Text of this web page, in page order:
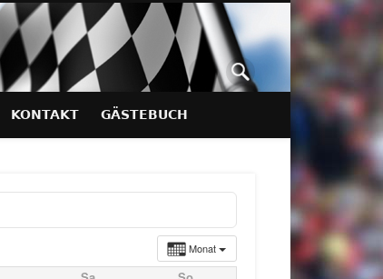
KONTAKT GÄSTEBUCH
Monat